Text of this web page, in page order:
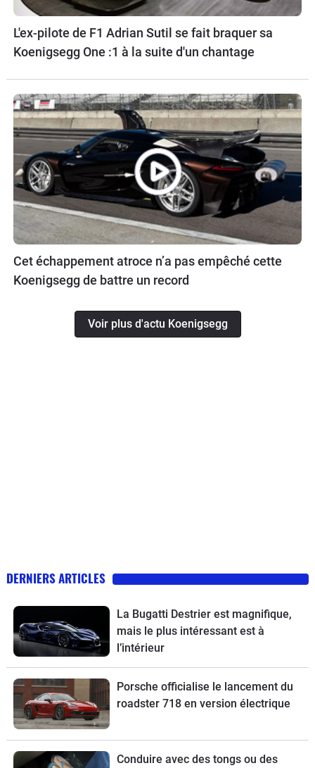
L'ex-pilote de F1 Adrian Sutil se fait braquer sa
Koenigsegg One :1 à la suite d'un chantage
Cet échappement atroce n’a pas empêché cette
Koenigsegg de battre un record
Voir plus d'actu Koenigsegg
DERNIERS ARTICLES
La Bugatti Destrier est magnifique,
mais le plus intéressant est à
l’intérieur
Porsche officialise le lancement du
roadster 718 en version électrique
Conduire avec des tongs ou des